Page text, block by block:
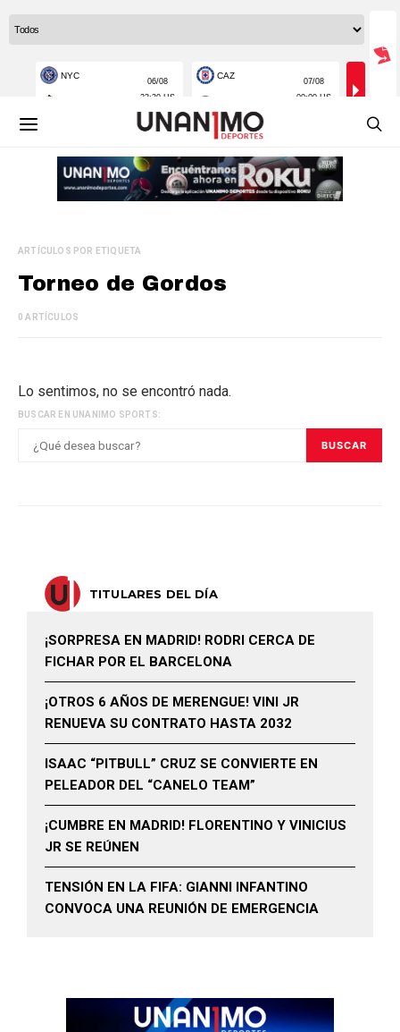
ARTÍCULOS POR ETIQUETA
Torneo de Gordos
0 ARTÍCULOS
Lo sentimos, no se encontró nada.
BUSCAR EN UNANIMO SPORTS:
BUSCAR
TITULARES DEL DÍA
¡SORPRESA EN MADRID! RODRI CERCA DE
FICHAR POR EL BARCELONA
¡OTROS 6 AÑOS DE MERENGUE! VINI JR
RENUEVA SU CONTRATO HASTA 2032
ISAAC “PITBULL” CRUZ SE CONVIERTE EN
PELEADOR DEL “CANELO TEAM”
¡CUMBRE EN MADRID! FLORENTINO Y VINICIUS
JR SE REÚNEN
TENSIÓN EN LA FIFA: GIANNI INFANTINO
CONVOCA UNA REUNIÓN DE EMERGENCIA